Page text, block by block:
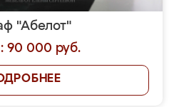
"Абелот"
90 000 руб.